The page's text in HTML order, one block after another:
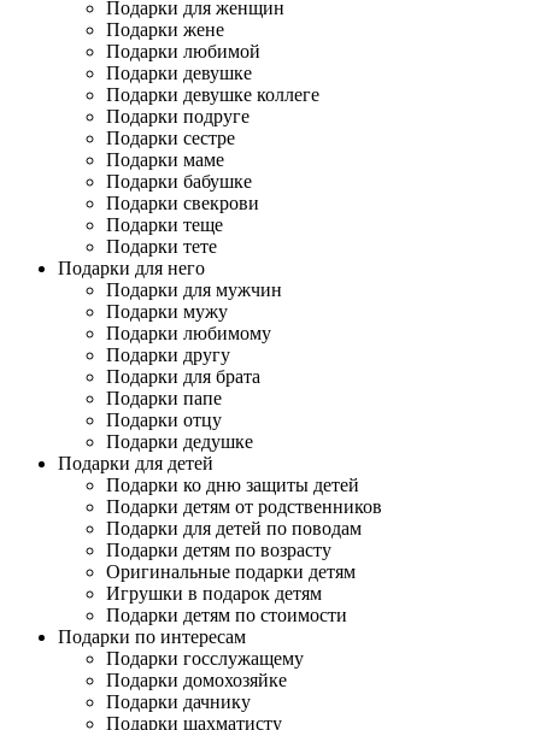
Подарки для женщин
Подарки жене
Подарки любимой
Подарки девушке
Подарки девушке коллеге
Подарки подруге
Подарки сестре
Подарки маме
Подарки бабушке
Подарки свекрови
Подарки теще
Подарки тете
Подарки для него
Подарки для мужчин
Подарки мужу
Подарки любимому
Подарки другу
Подарки для брата
Подарки папе
Подарки отцу
Подарки дедушке
Подарки для детей
Подарки ко дню защиты детей
Подарки детям от родственников
Подарки для детей по поводам
Подарки детям по возрасту
Оригинальные подарки детям
Игрушки в подарок детям
Подарки детям по стоимости
Подарки по интересам
Подарки госслужащему
Подарки домохозяйке
Подарки дачнику
Подарки шахматисту